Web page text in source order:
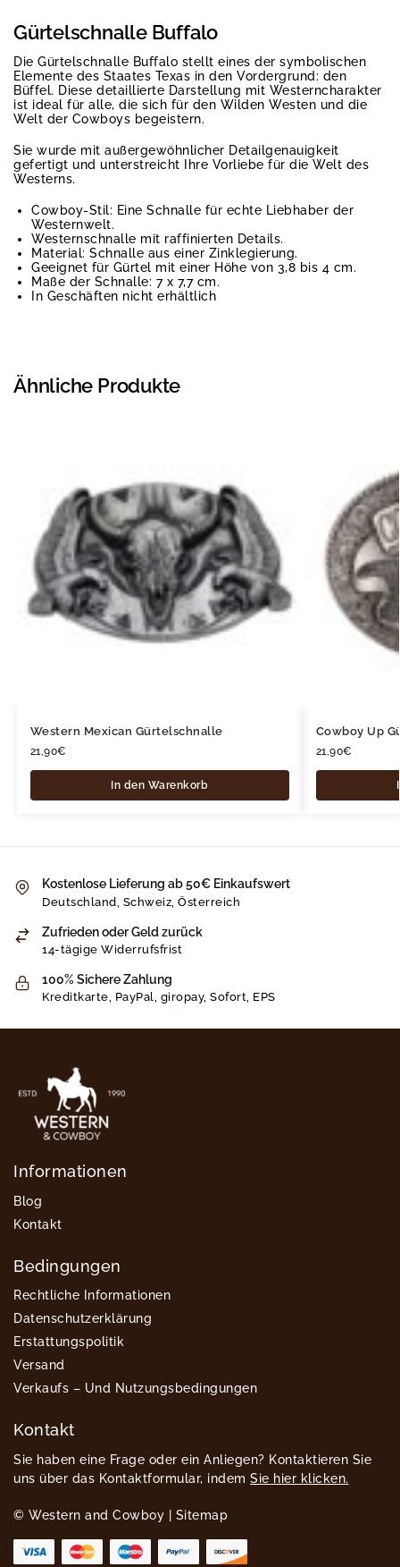
Gürtelschnalle Buffalo
Die Gürtelschnalle Buffalo stellt eines der symbolischen
Elemente des Staates Texas in den Vordergrund: den
Büffel. Diese detaillierte Darstellung mit Westerncharakter
ist ideal für alle, die sich für den Wilden Westen und die
Welt der Cowboys begeistern.
Sie wurde mit außergewöhnlicher Detailgenauigkeit
gefertigt und unterstreicht Ihre Vorliebe für die Welt des
Westerns.
Cowboy-Stil: Eine Schnalle für echte Liebhaber der
Westernwelt.
Westernschnalle mit raffinierten Details.
Material: Schnalle aus einer Zinklegierung.
Geeignet für Gürtel mit einer Höhe von 3,8 bis 4 cm.
Maße der Schnalle: 7 x 7,7 cm.
In Geschäften nicht erhältlich
Ähnliche Produkte
Western Mexican Gürtelschnalle
21,90€
In den Warenkorb
Cowboy Up
21,90€
Kostenlose Lieferung ab 50€ Einkaufswert
Deutschland, Schweiz, Österreich
Zufrieden oder Geld zurück
14-tägige Widerrufsfrist
100% Sichere Zahlung
Kreditkarte, PayPal, giropay, Sofort, EPS
Informationen
Blog
Kontakt
Bedingungen
Rechtliche Informationen
Datenschutzerklärung
Erstattungspolitik
Versand
Verkaufs – Und Nutzungsbedingungen
Kontakt
Sie haben eine Frage oder ein Anliegen? Kontaktieren Sie
uns über das Kontaktformular, indem Sie hier klicken.
© Western and Cowboy | Sitemap